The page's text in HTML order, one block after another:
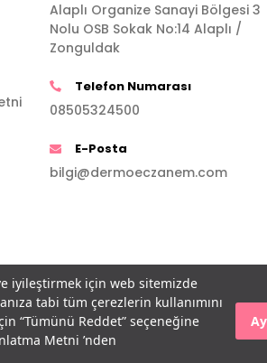
iyileştirmek için web sitemizde
tabi tüm çerezlerin kullanımını
“Tümünü Reddet” seçeneğine
Metni ’nden
Alaplı Organize Sanayi Bölgesi 3
Nolu OSB Sokak No:14 Alaplı /
Zonguldak
Telefon Numarası
08505324500
E-Posta
bilgi@dermoeczanem.com